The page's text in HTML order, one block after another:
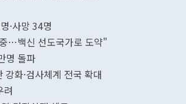
·사망 34명
…백신 선도국가로 도약"
명 돌파
화·검사체계 전국 확대
려